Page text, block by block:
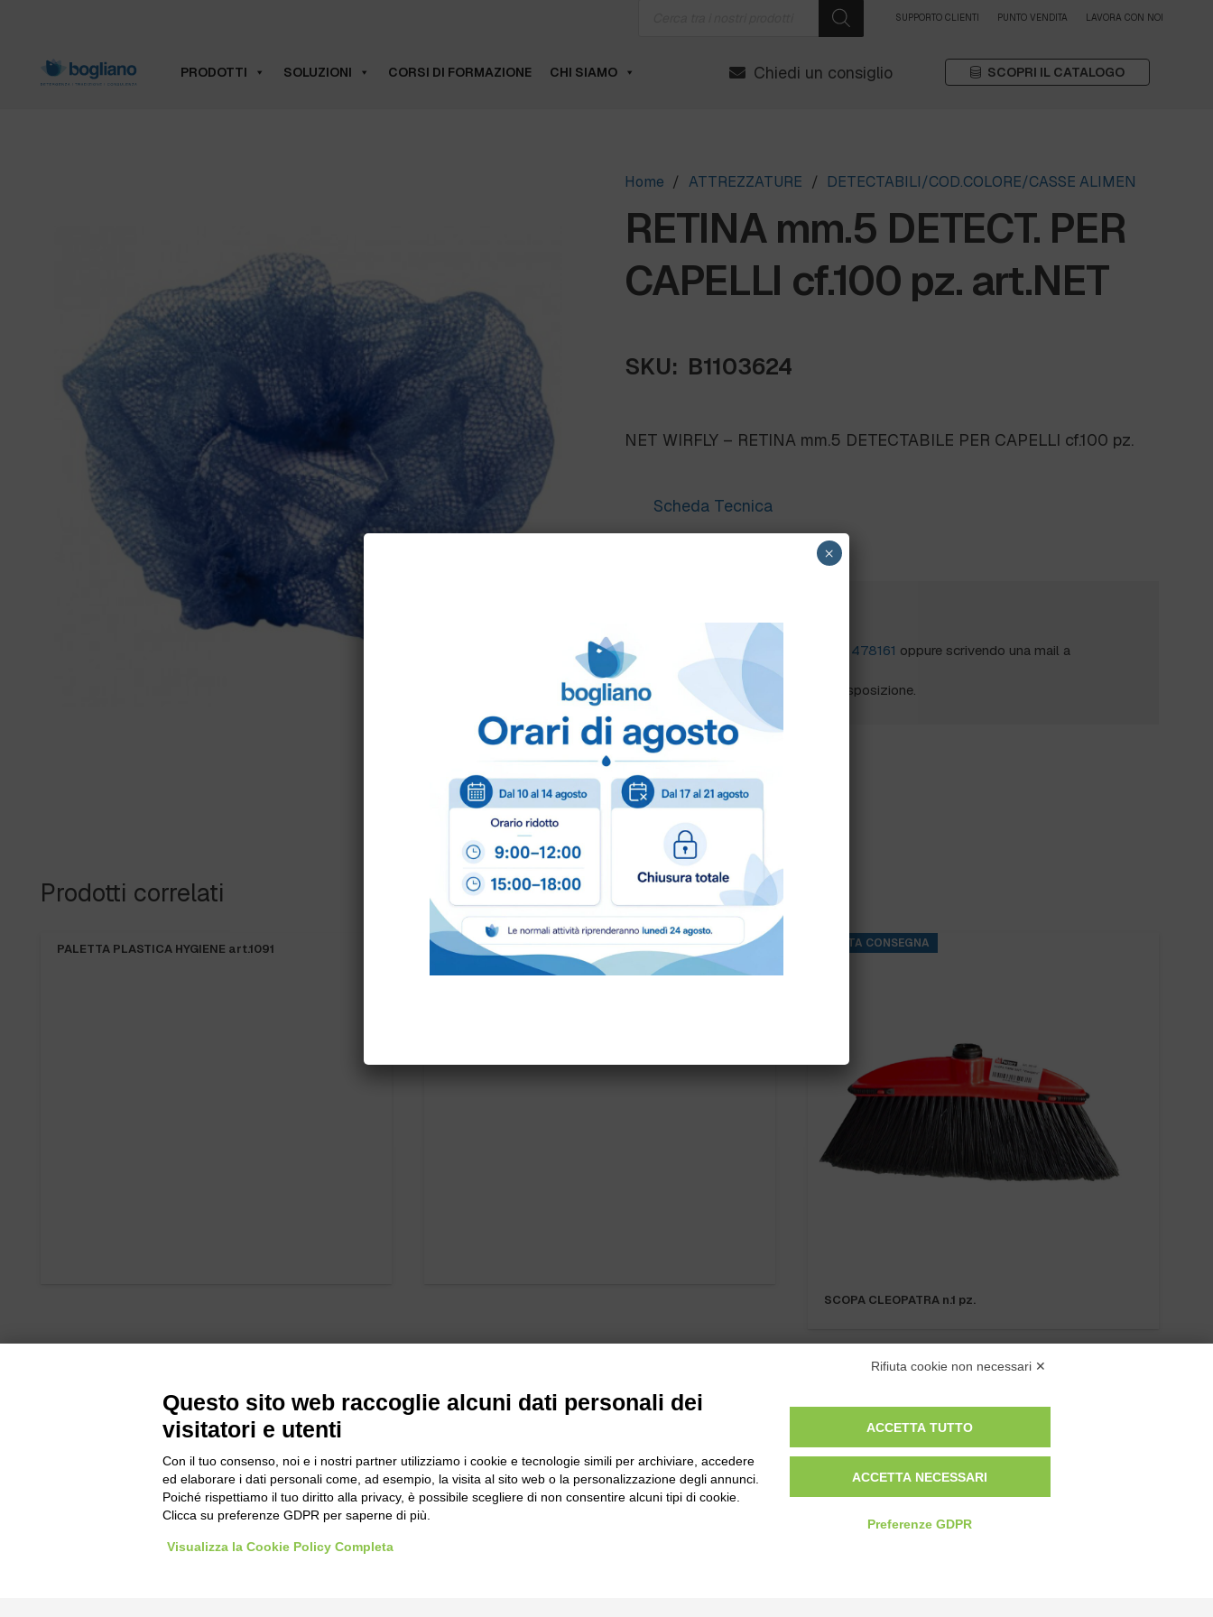
SUPPORTO CLIENTI PUNTO VENDITA LAVORA CON NOI
PRODOTTI SOLUZIONI CORSI DI FORMAZIONE CHI SIAMO Chiedi un consiglio SCOPRI IL CATALOGO
Home / ATTREZZATURE / DETECTABILI/COD.COLORE/CASSE ALIMEN
RETINA mm.5 DETECT. PER
CAPELLI cf.100 pz. art.NET
SKU: B1103624
NET WIRFLY – RETINA mm.5 DETECTABILE PER CAPELLI cf.100 pz.
Scheda Tecnica
Come ordinare?
Puoi ordinare chiamando al 0172 478161 oppure scrivendo una mail a
info@bogliano.it
Per ogni informazione siamo a disposizione.
Prodotti correlati
PALETTA PLASTICA HYGIENE art.1091
PENNARELLO BLU DETECT.PUNTA FINE NERA D-
PRONTA CONSEGNA
SCOPA CLEOPATRA n.1 pz.
Bogliano Srl
Strada Statale 231 Alba-Bra
Borgo San Martino 44, 12060
Pocapaglia CN
Tel:0172-478161
Fax: 0172-487399
Privacy Policy
×
Rifiuta cookie non necessari ✕
Questo sito web raccoglie alcuni dati personali dei
visitatori e utenti
Con il tuo consenso, noi e i nostri partner utilizziamo i cookie e tecnologie simili per archiviare, accedere
ed elaborare i dati personali come, ad esempio, la visita al sito web o la personalizzazione degli annunci.
Poiché rispettiamo il tuo diritto alla privacy, è possibile scegliere di non consentire alcuni tipi di cookie.
Clicca su preferenze GDPR per saperne di più.
Visualizza la Cookie Policy Completa
ACCETTA TUTTO
ACCETTA NECESSARI
Preferenze GDPR